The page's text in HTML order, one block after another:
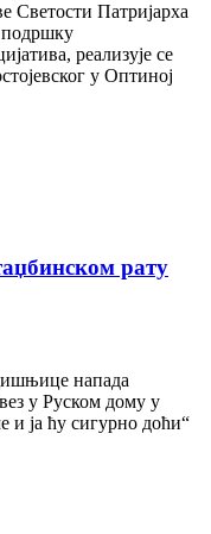
Светости Патријарха
подршку
реализује се
у Оптиној
рату
напада
у Руском дому у
и ја ћу сигурно доћи“